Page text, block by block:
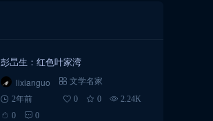
彭旵生：红色叶家湾
lixianguo
文学名家
2年前
0 0
2.24K
0
0